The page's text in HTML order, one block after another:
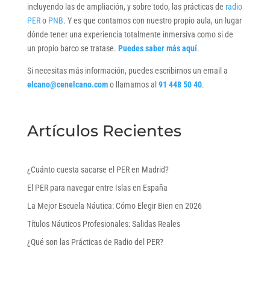
incluyendo las de ampliación, y sobre todo, las prácticas de radio
PERo PNB. Y es que contamos con nuestro propio aula, un lugar
dónde tener una experiencia totalmente inmersiva como si de
un propio barco se tratase. Puedes saber más aquí.
Si necesitas más información, puedes escribirnos un email a
elcano@cenelcano.como llamarnos al 91 448 50 40.
Artículos Recientes
¿Cuánto cuesta sacarse el PER en Madrid?
El PER para navegar entre Islas en España
La Mejor Escuela Náutica: Cómo Elegir Bien en 2026
Títulos Náuticos Profesionales: Salidas Reales
¿Qué son las Prácticas de Radio del PER?